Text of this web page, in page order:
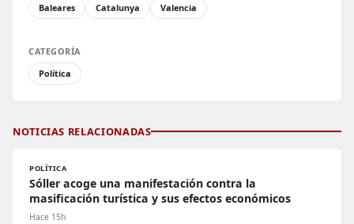
Baleares
Catalunya Valencia
CATEGORÍA
Política
NOTICIAS RELACIONADAS
POLÍTICA
Sóller acoge una manifestación contra la
masificación turística y sus efectos económicos
Hace 15h